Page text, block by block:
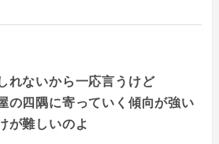
れないから一応言うけど
の四隅に寄っていく傾向が強い
が難しいのよ